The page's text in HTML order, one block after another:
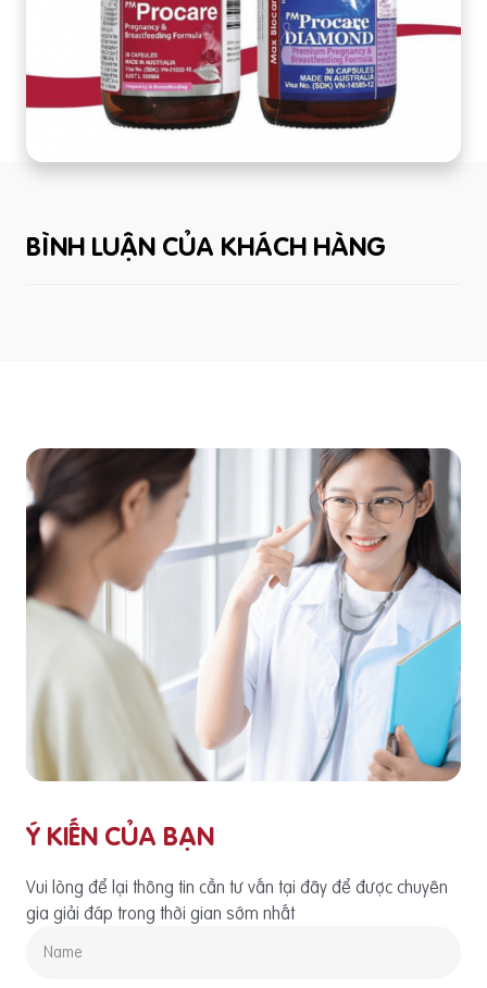
BÌNH LUẬN CỦA KHÁCH HÀNG
Ý KIẾN CỦA BẠN
Vui lòng để lại thông tin cần tư vấn tại đây để được chuyên
gia giải đáp trong thời gian sớm nhất